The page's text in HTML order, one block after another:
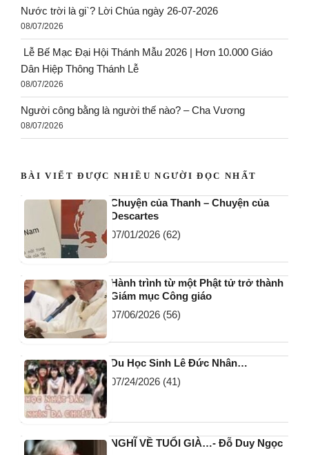
Nước trời là gi`? Lời Chúa ngày 26-07-2026
08/07/2026
Lễ Bế Mạc Đại Hội Thánh Mẫu 2026 | Hơn 10.000 Giáo
Dân Hiệp Thông Thánh Lễ
08/07/2026
Người công bằng là người thế nào? – Cha Vương
08/07/2026
BÀI VIẾT ĐƯỢC NHIỀU NGƯỜI ĐỌC NHẤT
Chuyện của Thanh – Chuyện của
Descartes
07/01/2026 (62)
Hành trình từ một Phật tử trở thành
Giám mục Công giáo
07/06/2026 (56)
Du Học Sinh Lê Đức Nhân…
07/24/2026 (41)
NGHĨ VỀ TUỔI GIÀ…- Đỗ Duy Ngọc